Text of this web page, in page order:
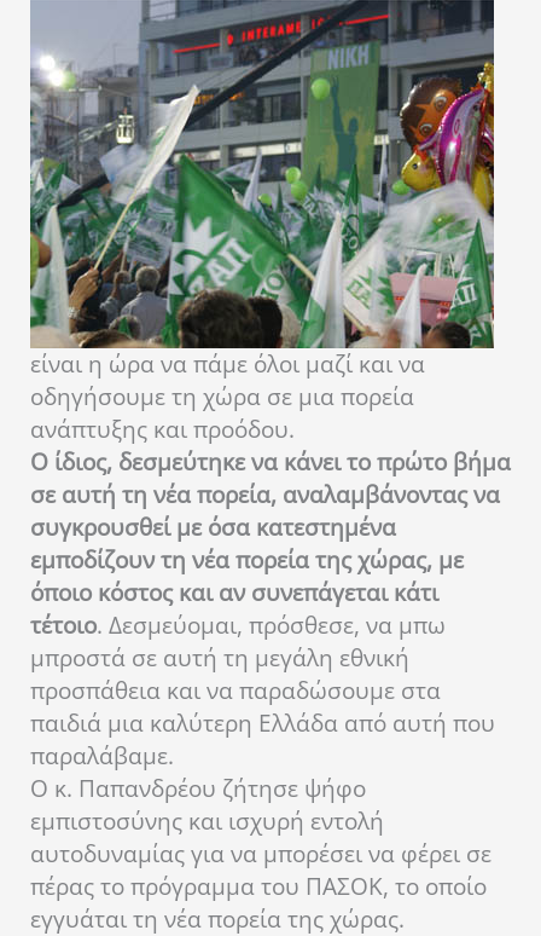
είναι η ώρα να πάμε όλοι μαζί και να
οδηγήσουμε τη χώρα σε μια πορεία
ανάπτυξης και προόδου.
Ο ίδιος, δεσμεύτηκε να κάνει το πρώτο βήμα
σε αυτή τη νέα πορεία, αναλαμβάνοντας να
συγκρουσθεί με όσα κατεστημένα
εμποδίζουν τη νέα πορεία της χώρας, με
όποιο κόστος και αν συνεπάγεται κάτι
τέτοιο. Δεσμεύομαι, πρόσθεσε, να μπω
μπροστά σε αυτή τη μεγάλη εθνική
προσπάθεια και να παραδώσουμε στα
παιδιά μια καλύτερη Ελλάδα από αυτή που
παραλάβαμε.
Ο κ. Παπανδρέου ζήτησε ψήφο
εμπιστοσύνης και ισχυρή εντολή
αυτοδυναμίας για να μπορέσει να φέρει σε
πέρας το πρόγραμμα του ΠΑΣΟΚ, το οποίο
εγγυάται τη νέα πορεία της χώρας.